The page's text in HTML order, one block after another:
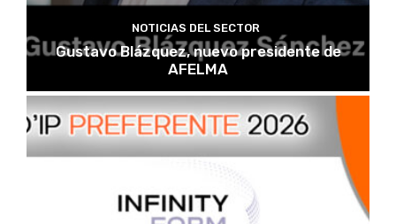
NOTICIAS DEL SECTOR
Gustavo Blázquez, nuevo presidente de
AFELMA